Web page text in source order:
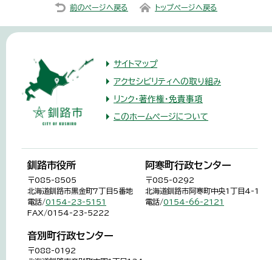
前のページへ戻る トップページへ戻る
サイトマップ
アクセシビリティへの取り組み
リンク・著作権・免責事項
このホームページについて
釧路市役所
〒085-8505
北海道釧路市黒金町7丁目5番地
電話/0154-23-5151
FAX/0154-23-5222
阿寒町行政センター
〒085-0292
北海道釧路市阿寒町中央1丁目4-1
電話/0154-66-2121
音別町行政センター
〒088-0192